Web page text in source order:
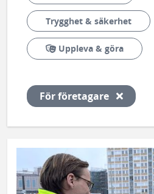
Trygghet & säkerhet
Uppleva & göra
För företagare Ta